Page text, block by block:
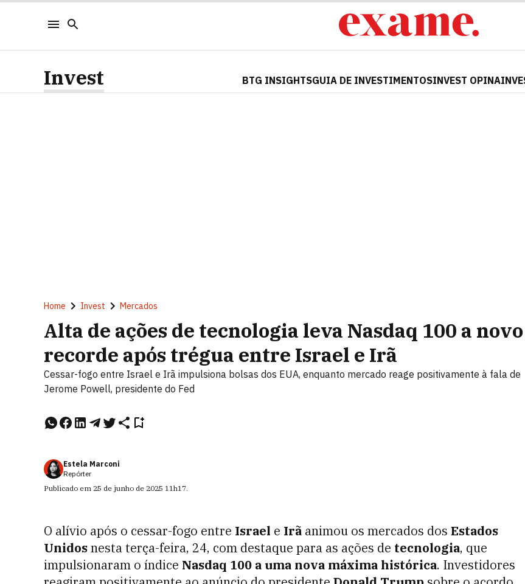
Invest BTG INSIGHTSGUIA DE INVESTIMENTOSINVEST OPINA
Home Invest Mercados
Alta de ações de tecnologia leva Nasdaq 100 a novo
recorde após trégua entre Israel e Irã
Cessar-fogo entre Israel e Irã impulsiona bolsas dos EUA, enquanto mercado reage positivamente à fala de
Jerome Powell, presidente do Fed
Estela Marconi
Repórter
Publicado em 25 de junho de 2025 11h17.
O alívio após o cessar-fogo entre Israel e Irã animou os mercados dos Estados
Unidosnesta terça-feira, 24, com destaque para as ações de tecnologia, que
impulsionaram o índice Nasdaq 100 a uma nova máxima histórica. Investidores